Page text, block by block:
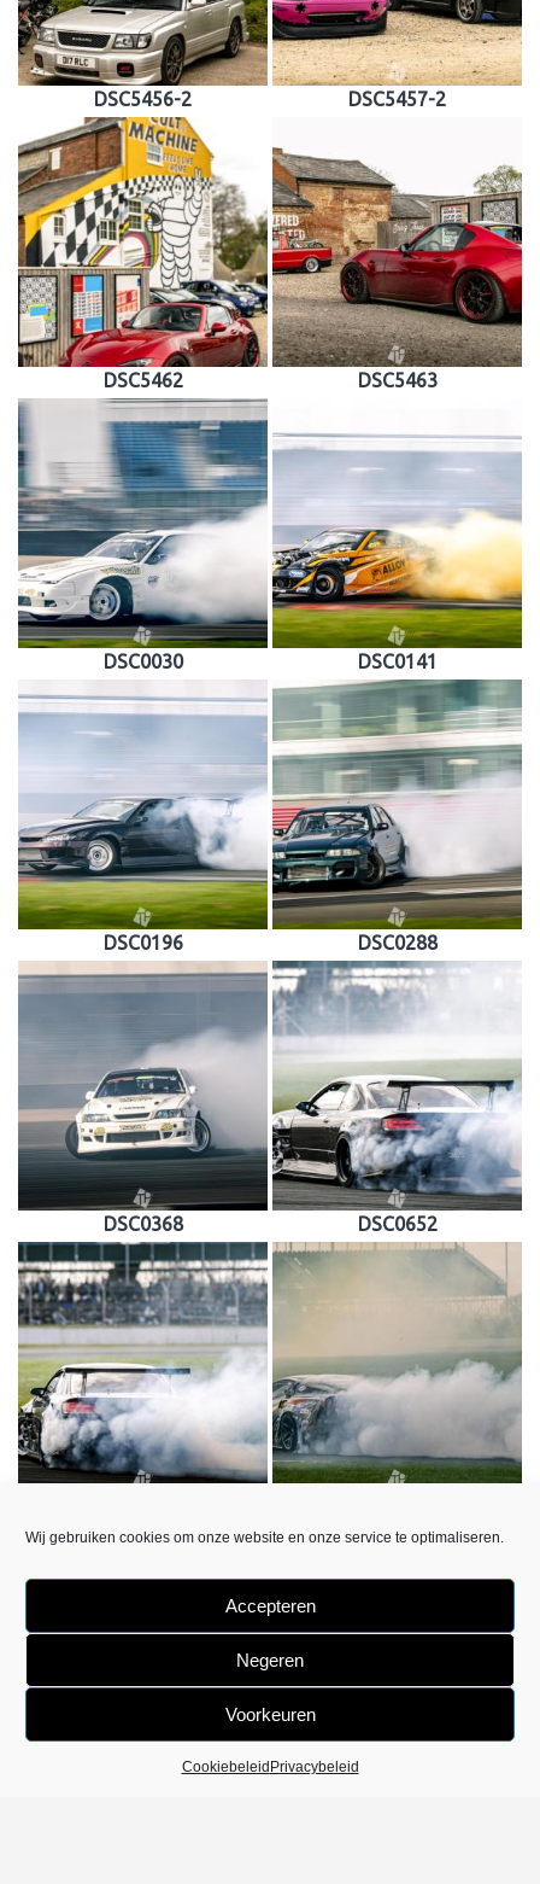
Wij gebruiken cookies om onze website en onze service te optimaliseren.
Accepteren
Negeren
Voorkeuren
Cookiebeleid Privacybeleid
DSC5456-2 DSC5457-2
DSC5462 DSC5463
DSC0030 DSC0141
DSC0196 DSC0288
DSC0368 DSC0652
« ‹ van22 › »